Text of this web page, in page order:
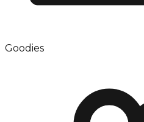
Goodies